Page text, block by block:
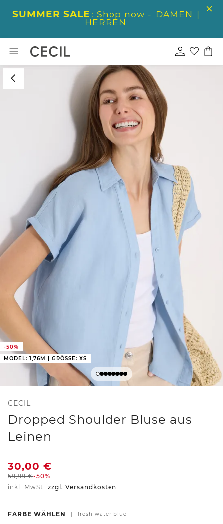
SUMMER SALE : Shop now - DAMEN |
HERREN
-50%
MODEL: 1,76M | GRÖSSE: XS
CECIL
Dropped Shoulder Bluse aus
Leinen
30,00 €
59,99€-50%
inkl. MwSt. zzgl. Versandkosten
FARBE WÄHLEN fresh water blue